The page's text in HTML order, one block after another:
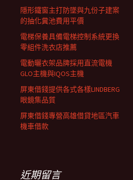
隱形鐵窗主打防墜與九份子建案
的抽化糞池費用平價
電梯保養具備電梯控制系統更換
零組件洗衣店推薦
電動曬衣架品牌採用直流電機
GLO主機與IQOS主機
屏東借錢提供各式各樣LINDBERG
眼鏡集品質
屏東借錢專營高雄借貸地區汽車
機車借款
近期留言